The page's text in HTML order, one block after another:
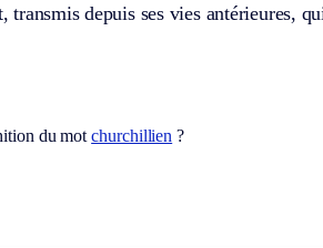
depuis ses vies antérieures,
du motchurchillien ?